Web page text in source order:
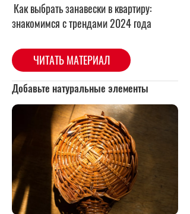
Как выбрать занавески в квартиру:
знакомимся с трендами 2024 года
ЧИТАТЬ МАТЕРИАЛ
Добавьте натуральные элементы